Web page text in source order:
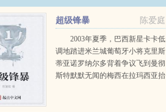
陈爱庭
超级锋暴
2003年夏季，巴西新星卡卡低
调地踏进米兰城葡萄牙小将克里斯
蒂亚诺罗纳尔多背着争议飞到曼彻
斯特默默无闻的梅西在拉玛西亚抬